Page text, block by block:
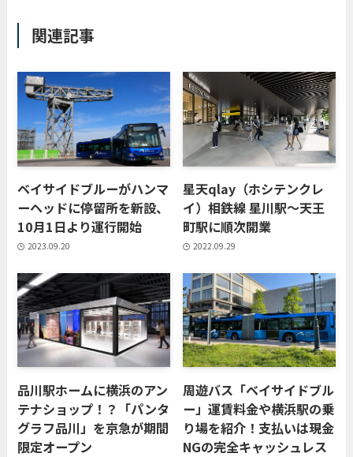
関連記事
ベイサイドブルーがハンマ
ーヘッドに停留所を新設、
10月1日より運行開始
2023.09.20
星天qlay（ホシテンクレ
イ）相鉄線 星川駅～天王
町駅に順次開業
2022.09.29
品川駅ホームに横浜のアン
テナショップ！？「パンタ
グラフ品川」を京急が期間
限定オープン
周遊バス「ベイサイドブル
ー」運賃料金や横浜駅の乗
り場を紹介！支払いは現金
NGの完全キャッシュレス